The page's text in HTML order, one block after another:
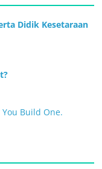
Didik Kesetaraan
You Build One.